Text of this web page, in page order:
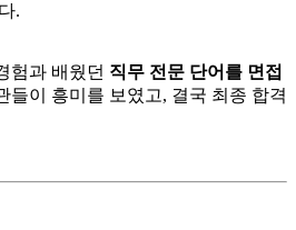
.
험과 배웠던 직무 전문 단어를 면접
들이 흥미를 보였고, 결국 최종 합격